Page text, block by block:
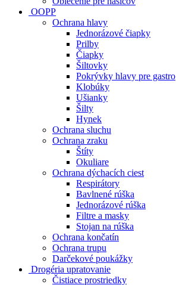
OOPP
Ochrana hlavy
Jednorázové čiapky
Prilby
Čiapky
Šiltovky
Pokrývky hlavy pre gastro
Klobúky
Ušianky
Šilty
Hynek
Ochrana sluchu
Ochrana zraku
Štíty
Okuliare
Ochrana dýchacích ciest
Respirátory
Bavlnené rúška
Jednorázové rúška
Filtre a masky
Stojan na rúška
Ochrana končatín
Ochrana trupu
Darčekové poukážky
Drogéria upratovanie
Čistiace prostriedky